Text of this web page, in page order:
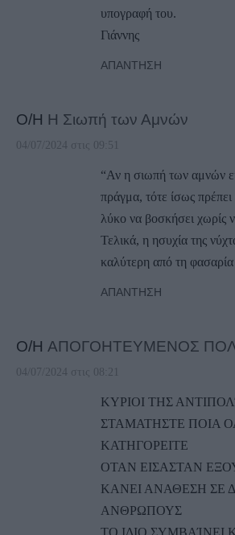
υπογραφή του.
Γιάννης
ΑΠΆΝΤΗΣΗ
Ο/Η Η Σιωπή των Αμνών
04/07/2024 στις 09:51
“Αν η σιωπή των αμνών
πράγμα, τότε ίσως
λύκο να βοσκήσει χωρίς
Τελικά, η ησυχία της
καλύτερη από τη φασαρία
ΑΠΆΝΤΗΣΗ
Ο/Η ΑΠΟΓΟΗΤΕΥΜΕΝΟΣ
04/07/2024 στις 08:21
ΚΥΡΙΟΙ ΤΗΣ
ΣΤΑΜΑΤΗΣΤΕ ΠΟΙΑ
ΚΑΤΗΓΟΡΕΙΤΕ
ΟΤΑΝ ΕΙΣΑΣΤΑΝ
ΚΑΝΕΙ ΑΝΑΘΕΣΗ ΣΕ
ΑΝΘΡΩΠΟΥΣ